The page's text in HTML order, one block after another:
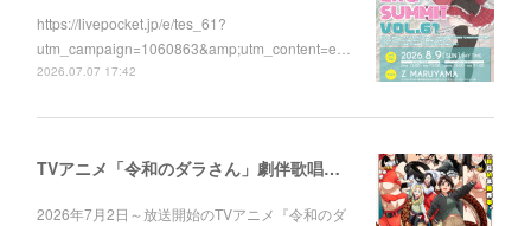
https://livepocket.jp/e/tes_61?
utm_campaign=1060863&amp;utm_content=e…
2026.07.07 17:42
TVアニメ「令和のダラさん」劇伴歌唱しました！
2026年7月2日～放送開始のTVアニメ『令和のダ